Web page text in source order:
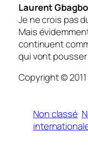
Laurent Gbagbo
Je ne crois pas
Mais
continuent
qui vont pousser
Copyright © 2011
Non classé